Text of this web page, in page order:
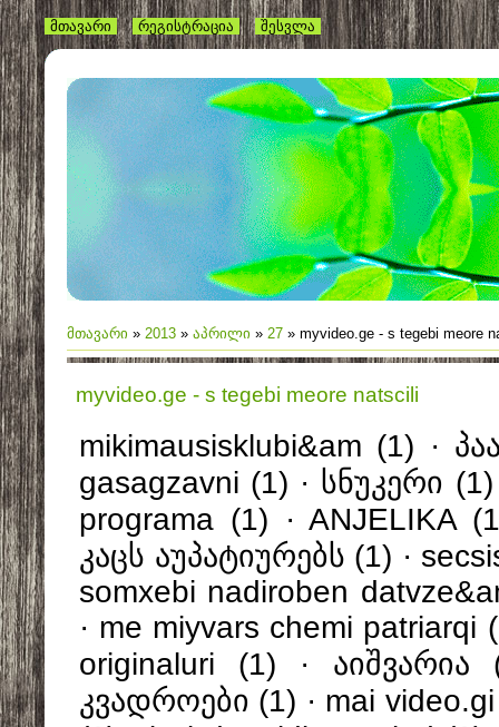
მთავარი რეგისტრაცია შესვლა
მთავარი » 2013 » აპრილი » 27 » myvideo.ge - s tegebi meore
myvideo.ge - s tegebi meore natscili
mikimausisklubi&am (1) · პაატა (1) · odnoze gasagzavni (1) · სნუკერი (1) · pravıs testebıs programa (1) · ANJELIKA (1) · ჩანინგ (1) · კაცს აუპატიურებს (1) · secsis gakvetilebi (1) · somxebi nadiroben datvze&am (1) · amiko (2) · me miyvars chemi patriarqi (1) · tamashi (2) · originaluri (1) · აიშვარია (1) · beri (2) · კვადროები (1) · mai video.gi (1) · სურათების (1) · ixvi donaldi qartulad (1) · თურქების (1) · antre batono& (1) · mayvideo.de (1) · ყ (1) · ბზობის მილოცვა (1) · qutaisis universiteti (1) · ipone (1) · nini (3) · შრეკი (1) · avoe.ge (1) · hadiroba (2) · თავისუპლების (1) · ardaidardos (1) · ნაფოტი (1) · komedi arxi (2) · jana friske (1) · filtvebi (1) · eqa elbaqidze – me shen miyvarxar из (1) · порно сконем&am (1) · ბაზელი – ჩელსი 1:2 (1) · modeli (1) · induri kino (1) · qutaiseli sergia (1) · lazares (2) · kai (1) · უცნობი (1) · dudukebi (1) · MyVideo.ge (1) · ცემს (1) · my vide.ge (1) · silqneti ge&am (1) · იმედის (1) · turquli serialebi (1) · jumber tyabladze skachat&am (1) · satelefono prikolebi (1) · ilarionidze (1) · komunaluri (1) · noes kidobani (1) · dabolilebi 3 qartulad (1) · Myvideo.ge (1) · mzeo tibatvisa (1) · TITEBI (1) · ერაძის სავარძელი (1) · konkia 2 (2) · jenifer (1) · ბინდი საგა 3 ქართულა�% (1) · pultiani (2) · iutubi (2) · მერაბ (1) · reinjerebi&am (1) · axali xma magda (1) · სალტოები (1) · ცენტრალური (1) · tyvna (1) · ნაბიჯი წინ 2 -ქუჩები (1) · elva maqvini 2 qartulad (1) · teatraluris (1) · ufaso smsebi (1) · ეის (1) · musikebis gadmowera (2) · rustavi2 (3) · don (1) · saqeipo simgerebi qartuli (1) · გოოგლე~&am (1) · witeli kvercxi (1) · პინოქიო (1) · bavshvebis sicili (1) · zilis (1) · myvide&am (1) · miki mauzi kartulad (1) · ზოოფილ (1) · anos (1) · ლესბო (2) · faryli kamera (1) · anegdoti oqros tevzze (1) · qalis mkerdi (1) · megruli tomi da jeri (1) · nodo darsavelidze (1) · enki benki (1) · dedamiwa (3) · dinozavrebi (2) · cixe (1) · ასტრალი (1) · gadmowera (2) · MISHA (1) · გრეტა გარბო (1) · ლაგოდეხის (1) · oboba kaci (1) · EDVARDI (1) · Seqsis Video (2) · zasaobis swavla (1) · fanduris gakvetilebi&am (1) · tu (1) · shishveli kaci digmis masivshi (1) · skupe (1) · karates iletebi (1) · ubis (1) · Tomijeri (1) · chinkebi (1) · mozardmayurebelta teatri afisha (1) · როგორ ანძრევენ ბიჭე� (1) · mulatka (1) · ოი (1) · siyvarulo (1) · mmasha i medved qartulad (1) · suaqalaqi&am (1) · ninza (1) · tamaSebis (1) · კინკონკი (1) · seksualuri gogoebi (1) · ულამაზესი (1) · tatuebi (2) · nasaguri (1) · გგგ (1) · evropuli (1) · adrenalini2 (1) · pidbul (1) · ბენ10 (1) · varcxniloba (1) · ნარუტოს (1) · animaciuri kartuli pilmebi (1) · მეგრული სიმღერები (1) · უმაკიაჯოთ (1) · intim (1) · ქართული პორნო ვიდეო%2 (1) · ძებნის გასწორება (1) · 000webhost (1) · saitebis (1) · კუკარაჩა (1) · siyvaruli da sasjeli (2) · sakeipo (1) · თარგმანი (1) · ჩამოუქროლებ (1) · london (1) · eshmakze nadiroba qartulad (1) · სოფო (1) · სოსო (1) · intext: (1) · yvelaze maxinji adamianebi (1) · zombebi (2) · jinsebis taoba kitxva (1) · თენდები ნურც გათენდ� (1) · tevzi (1) · პირვეი (1) · 300 megreli qartulad (1) · http://www.myvideo&am (1) · bzriali (1) · http://maivideo (1) · geoavto (1) · avatar 1 qartulad (1) · eliteleqtroniqsi (1) · აგდგომა (1) · pirvel (1) · msoplioshi yvelaze didi gveli (1) · filmis (1) · kulinaria.geპასკის (1) · seriali sikvaruli da sasjeli (1) · enrike (1) · tako (1) · sisxliani (1) · barambo (2) · pexburtis (1) · ax (1) · mayvideo.gee (1) · kerdzo skola opiza (1) · inglisur (1) · მაესტრო&am (1) · jeo (1) · qeta (2) · ბერების სურათები (1) · hffp.//gogoebi.ge (1) · datvi (2) · seqsebi&am (2) · ukanaskneli (2) · მარტო (5) · http://MAI (1) · მაი.ვიდეო.ჯი (1) · უნებლიე (1) · ღამის (1) · maivideoge (1) · buba (1) · mumia3 (1) · sıyvarulı (1) · ieso (2) · suratebi (1) · mini (1) · myvideo downloader (1) · kino.ji (1) · ბობ (1) · myvideo.tv (1) · chipi da deili (1) · tutukoni (1) · my.video.je (1) · megreli chineli (1) · საოჯახო (1) · ჩაქუჩა (1) · erti txa myavda goshia (1) · ფაილების (1) · magari traki (1) · banis (1) · maivideoru (1) · veris (1) · ტელევიზია live (1) · მკერდი (1) · saqarTvelos (2) · sexgogo (1) · sportuli (1) · giorguna (1) · 13 (1) · lil (1) · SX500 (1) · erovnuli gamocdebis 2008 pasuxebi (1) · თინათინ (1) · ეპისკოპოს (1) · big (1) · monstrebi (1) · zura (2) · sami kakali konkiasatvis (2) · Misho (1) · iusticiis saxli.ge&am (1) · ყველაფერი (2) · gvelebis (1) · mai.video.ge (1) · 13 raioni 1 (1) · turquli-serialebi (1) · გამოუსწორებელი მექ� (1) · მადრიდის (1) · chrome,mod=11 (2) · forsaj6 (1) · Bad (1) · nius (1) · shal-pei (1) · mefe (4) · 1t1 (1) · ვაშლი და მსხალი (1) · ემოების (1) · http://www (1) · mishadamasha (1) · საგზაო ნიშნები ზომე� (1) · ჩეზე (1) · axali turquli serialebi (1) · loqo (2) · dedashvilis tynauri (1) · kenchiashvili (1) · qurduli (2) · chemi colis daqalebi axali sezoni (2) · comedi (2) · დედამიწიდან გაქცევ�%8 (1) · kundzulze dakargulebi qartulad (1) · isikvaruli da sasgeli (1) · feisbuki (1) · messi (1) · www.my video.ge (1) · xatvis (1) · კოცნაობა (1) · gadmowera musikis (1) · iashvilis (1) · გიორგი წერეთელი (1) · kivili (1) · teqnologiuri (1) · skaipshi (1) · არაგვის (1) · მანიკური&am (1) · zaal maxaroblidze&am (1) · reklamis (1) · სამი (2) · qorwilis (2) · celqi (2) · berdznuli klipebi (1) · ევრო (1) · socialuri (2) · nino (1) · www saakashvilis prikolebi&am (1) · ქაღალდის დრაკონი (1) · პროჰილი (1) · თმის (1) · iutybi.ge (1) · ბუნების (1) · videoebis gadmowera (1) · zmanebi (1) · pintebi (1) · წწწ (1) · გააგრძელე საქართვე�%8 (1) · andrei (1) · spanchbobi (1) · იმედი (1) · zaglebi (2) · google.qartuli (1) · savaldebulo (1) · sawamlavis damzadeba (1) · ქათმების (1) · axali xma sabavshvo nika (1) · televizia.ge (1) · maı vıdeo jı (1) · lider-bet.com (1) · გულზე (1) · youtube (1) · mobilurebi.ge (1) · wyevla (4) · myftp ge download (1) · my videos ge (1) · MTAVARI (1) · გამზრდელი აკაკი წერ� (1) · საღოოლ ქართველმა (1) · მამაკაცები (1) · ხაფანგი (1) · sikvdilit (1) · basti bubu anbani&am (1) · ჩელენტანოს (1) · yvibisi (1) · konkias zgapari (1) · დავით ზარდიაშვილი (1) · პავაროტი (1) · მულტფილმი (1) · &qu (1) · სამზარეულოს (1) · cismari da nikolozi (1) · marex mousvenari (1) · სიყვარული და სასჯე� (1) · aba (2) · მეფე (2) · pipkia da shvidi juja (1) · masha datvi qartulad (1) ·